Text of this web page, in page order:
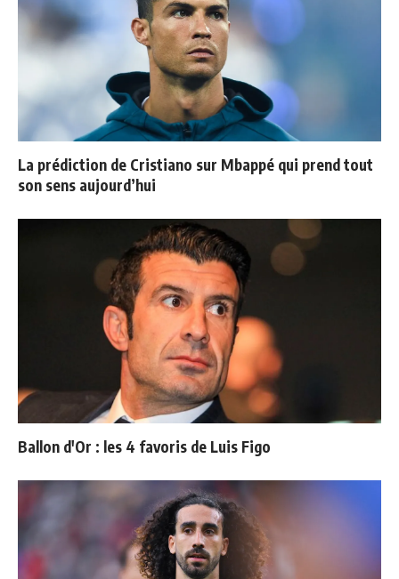
La prédiction de Cristiano sur Mbappé qui prend tout
son sens aujourd’hui
Ballon d'Or : les 4 favoris de Luis Figo